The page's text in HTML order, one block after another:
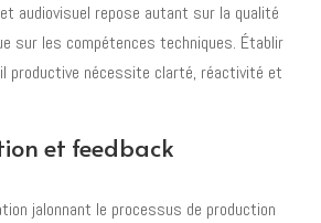
audiovisuel repose autant sur la qualité
sur les compétences techniques. Établir
productive nécessite clarté, réactivité et
et feedback
jalonnant le processus de production